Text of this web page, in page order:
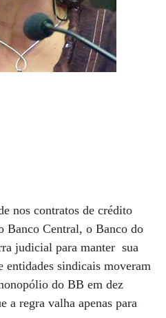
nos contratos de crédito
Banco Central, o Banco do
judicial para manter sua
entidades sindicais moveram
do BB em dez
a regra valha apenas para